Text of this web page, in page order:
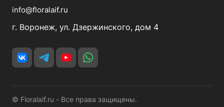
info@floralaif.ru
г. Воронеж, ул. Дзержинского, дом 4
© Floralaif.ru - Все права защищены.